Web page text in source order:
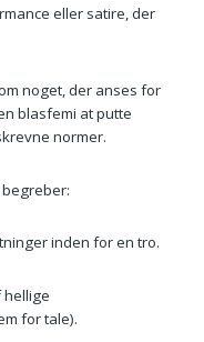
eller satire, der
noget, der anses for
blasfemi at putte
normer.
inden for en tro.
for tale).